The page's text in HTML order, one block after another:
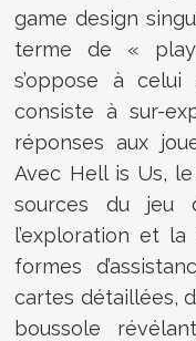
game design
terme de «
s’oppose à
consiste à sur-
réponses aux
Avec Hell is Us,
sources du jeu
l’exploration et
formes
cartes détaillées,
boussole